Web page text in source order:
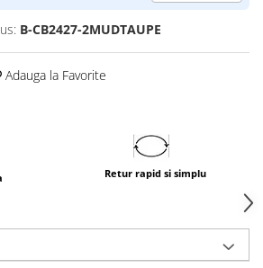
B-CB2427-2MUDTAUPE
Adauga la Favorite
Retur rapid si simplu